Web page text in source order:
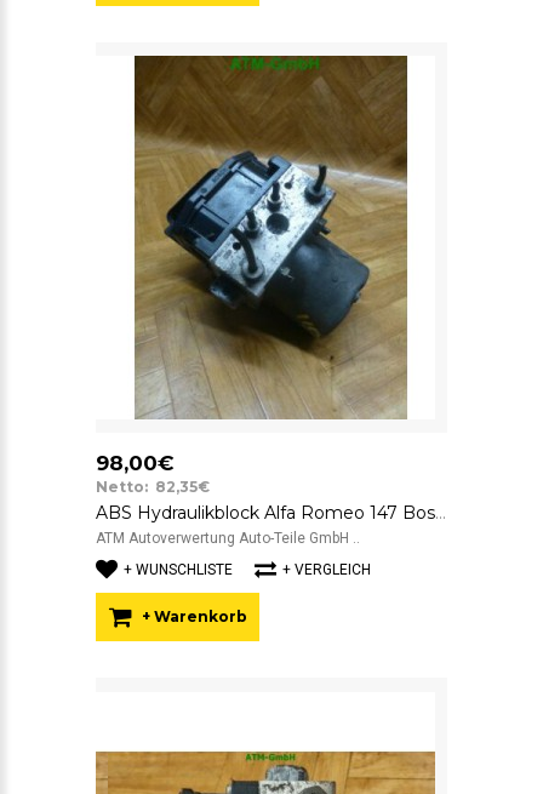
98,00€
Netto: 82,35€
ABS Hydraulikblock Alfa Romeo 147 Bosch 0265800013 0265222028 46840264
ATM Autoverwertung Auto-Teile GmbH ..
+ WUNSCHLISTE
+ VERGLEICH
+ Warenkorb